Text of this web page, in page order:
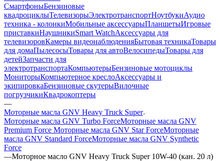
СмартфоныБензиновые
квадроциклыТелевизорыЭлектротранспортНоутбукиАудио
техника - колонкиМобильные аксессуарыПланшетыИгровые
приставкиНаушникиSmart WatchАксессуары для
телевизоровКамеры видеонаблюденияБытовая техникаТовары
для домаПылесосыТовары для автоВелосипедыТовары для
детейЗапчасти для
электротранспортаКомпьютерыБензиновые мотоциклы
МониторыКомпьютерное креслоАксессуары и
экипировкаБензиновые скутерыВилочные
погрузчикиКвадрокоптеры
—
Моторные масла GNV Heavy Truck Super
Моторные масла GNV Turbo ForceМоторные масла GNV
Premium Force Моторные масла GNV Star ForceМоторные
масла GNV Standard ForceМоторные масла GNV Synthetic
Force
—Моторное масло GNV Heavy Truck Super 10W-40 (кан. 20 л)